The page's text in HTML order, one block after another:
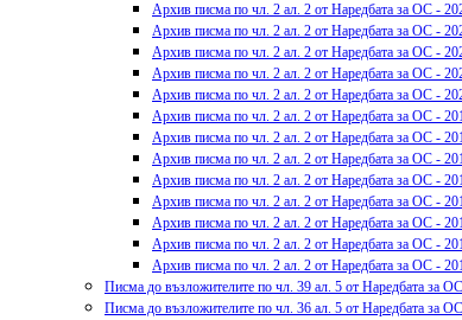
Архив писма по чл. 2 ал. 2 от Наредбата за ОС -
Архив писма по чл. 2 ал. 2 от Наредбата за ОС -
Архив писма по чл. 2 ал. 2 от Наредбата за ОС -
Архив писма по чл. 2 ал. 2 от Наредбата за ОС -
Архив писма по чл. 2 ал. 2 от Наредбата за ОС -
Архив писма по чл. 2 ал. 2 от Наредбата за ОС -
Архив писма по чл. 2 ал. 2 от Наредбата за ОС -
Архив писма по чл. 2 ал. 2 от Наредбата за ОС -
Архив писма по чл. 2 ал. 2 от Наредбата за ОС -
Архив писма по чл. 2 ал. 2 от Наредбата за ОС -
Архив писма по чл. 2 ал. 2 от Наредбата за ОС -
Архив писма по чл. 2 ал. 2 от Наредбата за ОС -
Архив писма по чл. 2 ал. 2 от Наредбата за ОС -
Писма до възложителите по чл. 39 ал. 5 от Наредбата за ОС
Писма до възложителите по чл. 36 ал. 5 от Наредбата за ОС